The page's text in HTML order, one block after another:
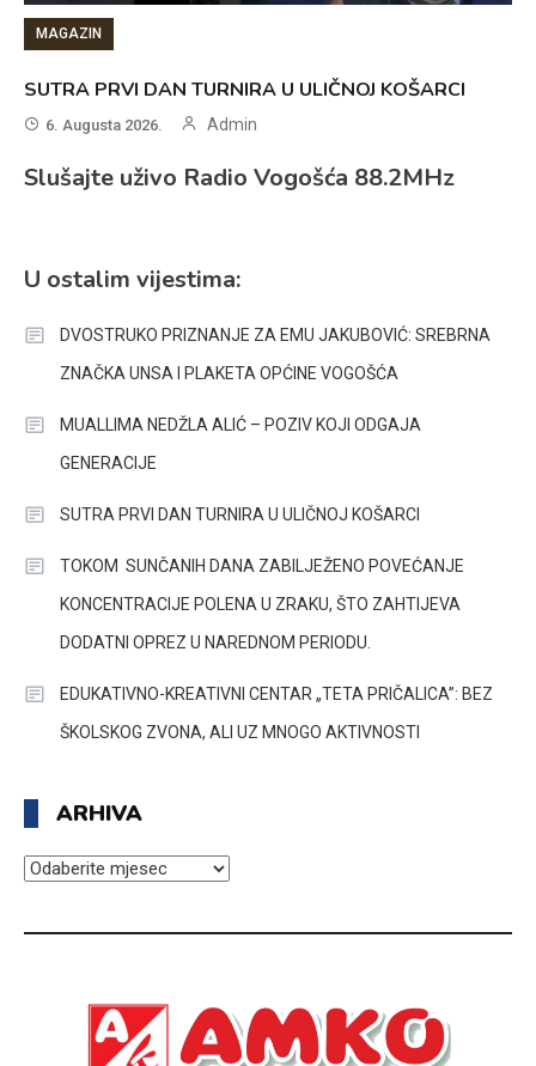
MAGAZIN
SUTRA PRVI DAN TURNIRA U ULIČNOJ KOŠARCI
6. Augusta 2026. Admin
Slušajte uživo Radio Vogošća 88.2MHz
U ostalim vijestima:
DVOSTRUKO PRIZNANJE ZA EMU JAKUBOVIĆ: SREBRNA
ZNAČKA UNSA I PLAKETA OPĆINE VOGOŠĆA
MUALLIMA NEDŽLA ALIĆ – POZIV KOJI ODGAJA
GENERACIJE
SUTRA PRVI DAN TURNIRA U ULIČNOJ KOŠARCI
TOKOM SUNČANIH DANA ZABILJEŽENO POVEĆANJE
KONCENTRACIJE POLENA U ZRAKU, ŠTO ZAHTIJEVA
DODATNI OPREZ U NAREDNOM PERIODU.
EDUKATIVNO-KREATIVNI CENTAR „TETA PRIČALICA”: BEZ
ŠKOLSKOG ZVONA, ALI UZ MNOGO AKTIVNOSTI
ARHIVA
ARHIVA